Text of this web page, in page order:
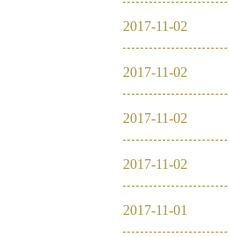
2017-11-02
2017-11-02
2017-11-02
2017-11-02
2017-11-01